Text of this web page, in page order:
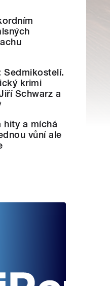
Sedmikostelí.
krimi
Schwarz a
hity a míchá
vůní ale